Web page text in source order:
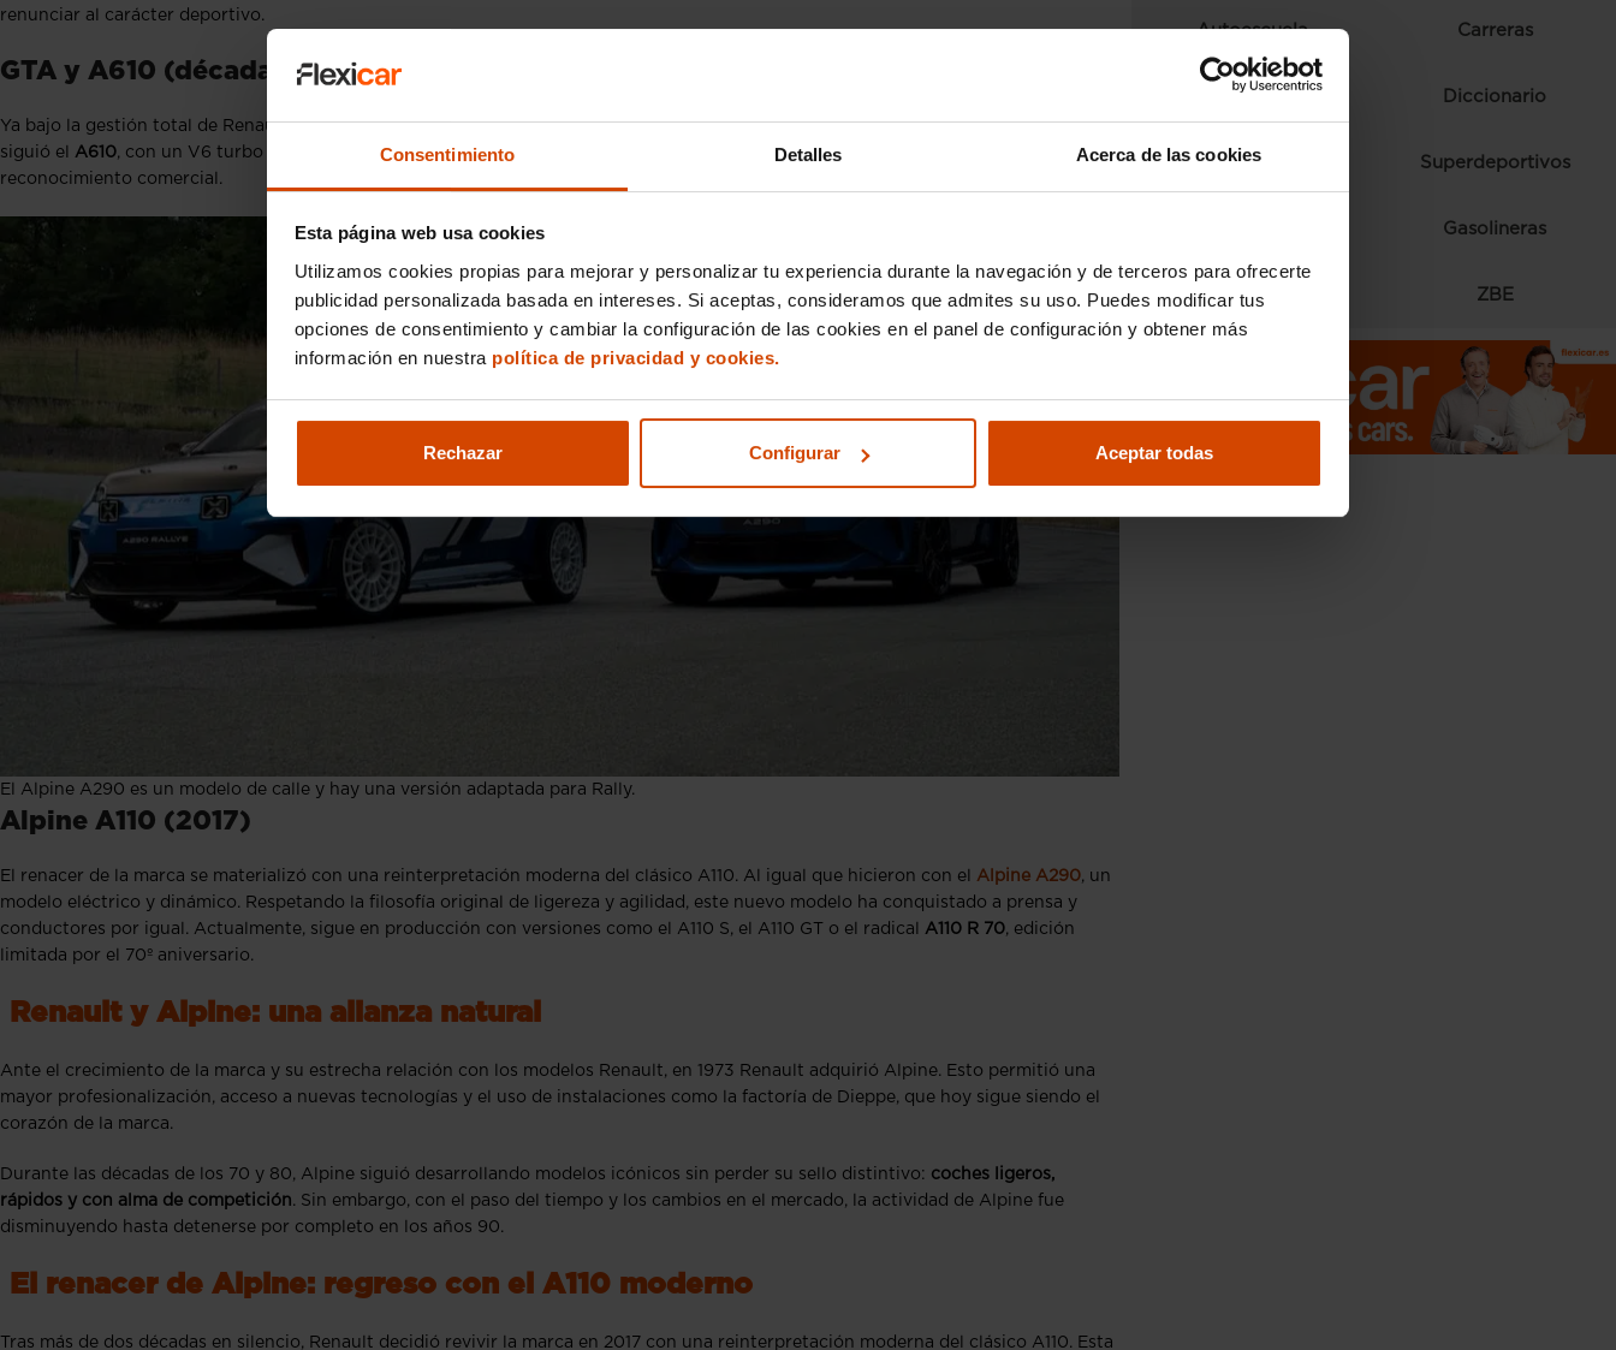
Consentimiento Detalles Acerca de las cookies
Esta página web usa cookies
Utilizamos cookies propias para mejorar y personalizar tu experiencia durante la navegación y de terceros para ofrecerte
publicidad personalizada basada en intereses. Si aceptas, consideramos que admites su uso. Puedes modificar tus
opciones de consentimiento y cambiar la configuración de las cookies en el panel de configuración y obtener más
información en nuestra política de privacidad y cookies.
Rechazar Configurar Aceptar todas
renunciar al carácter deportivo.
GTA y A610 (décadas de 1980 y 1990)
Ya bajo la gestión total de Renault, Alpine desarrolló elGTA, un coupé de diseño aerodinámico y prestaciones competitivas. A este le
siguió el A610, con un V6 turbo de 250 CV. Ambos modelos buscaban plantar cara a deportivos alemanes, aunque sin el mismo
reconocimiento comercial.
El Alpine A290 es un modelo de calle y hay una versión adaptada para Rally.
Alpine A110 (2017)
El renacer de la marca se materializó con una reinterpretación moderna del clásico A110. Al igual que hicieron con el Alpine A290, un
modelo eléctrico y dinámico. Respetando la filosofía original de ligereza y agilidad, este nuevo modelo ha conquistado a prensa y
conductores por igual. Actualmente, sigue en producción con versiones como el A110 S, el A110 GT o el radical A110 R 70, edición
limitada por el 70º aniversario.
Renault y Alpine: una alianza natural
Ante el crecimiento de la marca y su estrecha relación con los modelos Renault, en 1973 Renault adquirió Alpine. Esto permitió una
mayor profesionalización, acceso a nuevas tecnologías y el uso de instalaciones como la factoría de Dieppe, que hoy sigue siendo el
corazón de la marca.
Durante las décadas de los 70 y 80, Alpine siguió desarrollando modelos icónicos sin perder su sello distintivo: coches ligeros,
rápidos y con alma de competición. Sin embargo, con el paso del tiempo y los cambios en el mercado, la actividad de Alpine fue
disminuyendo hasta detenerse por completo en los años 90.
El renacer de Alpine: regreso con el A110 moderno
Tras más de dos décadas en silencio, Renault decidió revivir la marca en 2017 con una reinterpretación moderna del clásico A110. Esta
Autoescuela Carreras
Ferias y eventos Diccionario
Fórmula 1 Superdeportivos
Gasolineras
Radares ZBE